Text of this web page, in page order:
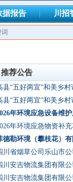
据报告 川招
有限公司、四
推荐公告
县“五好两宜”和美乡
逸趣•农耕研学”农文旅
初步设计服务结果公告
县“五好两宜”和美乡
传承·研学体验”文化
步设计服务结果公告
年环境应急设备维
告年环境应急物资补
德勒环境（攀枝花）
三季度第二次碳酸钠
）
川省烟草公司乐山市公
乐山物流中心卷烟装
选人公示
川安吉物流集团有限
卸式集装箱采购项目
川安吉物流集团有限